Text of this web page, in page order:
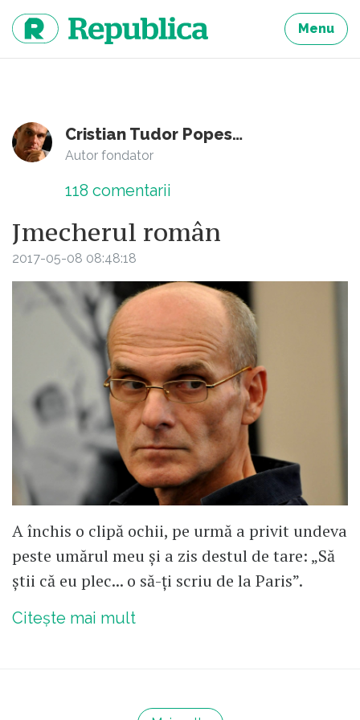
continut
Menu
Cristian Tudor Popescu
Autor fondator
118 comentarii
Jmecherul român
2017-05-08 08:48:18
A închis o clipă ochii, pe urmă a privit undeva
peste umărul meu și a zis destul de tare: „Să
știi că eu plec... o să-ți scriu de la Paris”.
Citește mai mult